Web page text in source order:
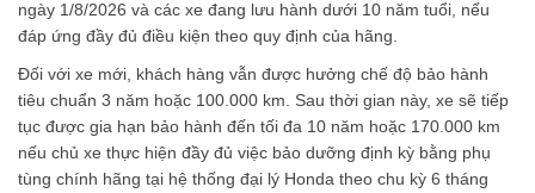
ngày 1/8/2026 và các xe đang lưu hành dưới 10 năm tuổi, nếu
đáp ứng đầy đủ điều kiện theo quy định của hãng.
Đối với xe mới, khách hàng vẫn được hưởng chế độ bảo hành
tiêu chuẩn 3 năm hoặc 100.000 km. Sau thời gian này, xe sẽ tiếp
tục được gia hạn bảo hành đến tối đa 10 năm hoặc 170.000 km
nếu chủ xe thực hiện đầy đủ việc bảo dưỡng định kỳ bằng phụ
tùng chính hãng tại hệ thống đại lý Honda theo chu kỳ 6 tháng